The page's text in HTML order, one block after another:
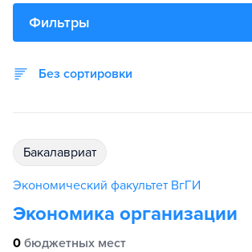
Фильтры
Без сортировки
бакалавриат
Экономический факультет ВгГИ
Экономика организации
0 бюджетных мест